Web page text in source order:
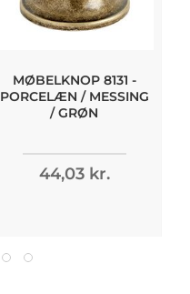
MØBELKNOP 8131 -
PORCELÆN / MESSING
/ GRØN
44,03 kr.